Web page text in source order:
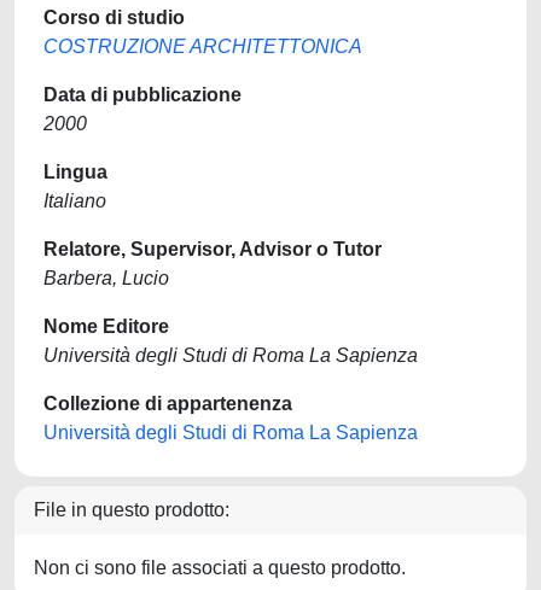
Corso di studio
COSTRUZIONE ARCHITETTONICA
Data di pubblicazione
2000
Lingua
Italiano
Relatore, Supervisor, Advisor o Tutor
Barbera, Lucio
Nome Editore
Università degli Studi di Roma La Sapienza
Collezione di appartenenza
Università degli Studi di Roma La Sapienza
File in questo prodotto:
Non ci sono file associati a questo prodotto.